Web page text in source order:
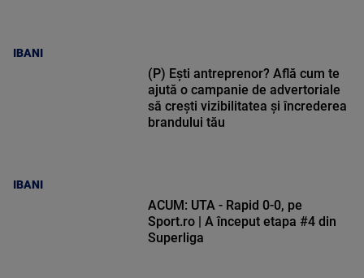
IBANI
IBANI
(P) Ești antreprenor? Află cum te
ajută o campanie de advertoriale
să crești vizibilitatea și încrederea
brandului tău
ACUM: UTA - Rapid 0-0, pe
Sport.ro | A început etapa #4 din
Superliga